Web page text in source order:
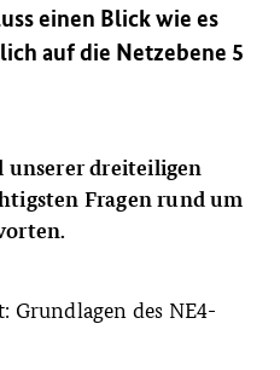
einen Blick wie es
auf die Netzebene 5
dreiteiligen
Fragen rund um
Grundlagen des NE4-